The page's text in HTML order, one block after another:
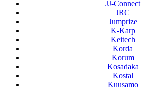
JJ-Connect
JRC
Jumprize
K-Karp
Keitech
Korda
Korum
Kosadaka
Kostal
Kuusamo